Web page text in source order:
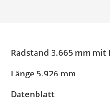
Radstand 3.665 mm mit
Länge 5.926 mm
Datenblatt